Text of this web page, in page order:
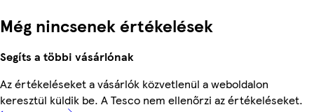
Még nincsenek értékelések
Segíts a többi vásárlónak
Az értékeléseket a vásárlók közvetlenül a weboldalon
keresztül küldik be. A Tesco nem ellenőrzi az értékeléseket.